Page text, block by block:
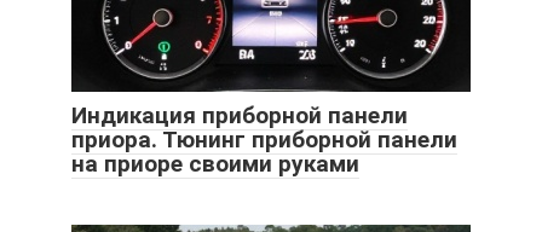
Индикация приборной панели
приора. Тюнинг приборной панели
на приоре своими руками